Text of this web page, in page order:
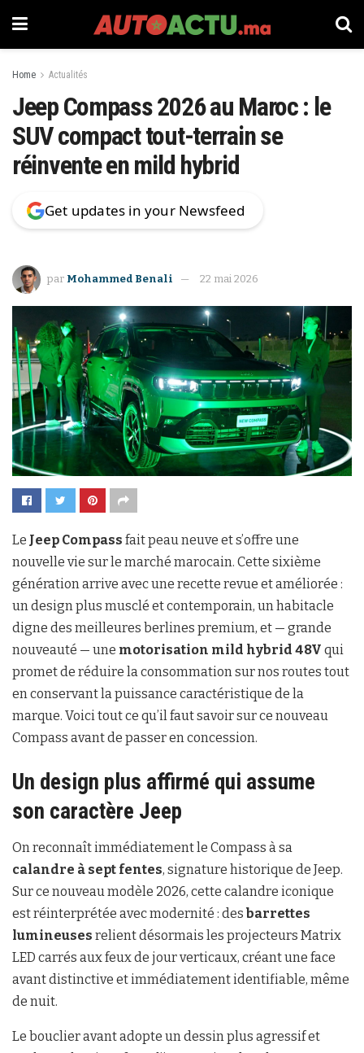
Home Actualités
Jeep Compass 2026 au Maroc : le
SUV compact tout-terrain se
réinvente en mild hybrid
Get updates in your Newsfeed
par Mohammed Benali 22 mai 2026
Le Jeep Compass fait peau neuve et s’offre une
nouvelle vie sur le marché marocain. Cette sixième
génération arrive avec une recette revue et améliorée :
un design plus musclé et contemporain, un habitacle
digne des meilleures berlines premium, et — grande
nouveauté — une motorisation mild hybrid 48V qui
promet de réduire la consommation sur nos routes tout
en conservant la puissance caractéristique de la
marque. Voici tout ce qu’il faut savoir sur ce nouveau
Compass avant de passer en concession.
Un design plus affirmé qui assume
son caractère Jeep
On reconnaît immédiatement le Compass à sa
calandre à sept fentes, signature historique de Jeep.
Sur ce nouveau modèle 2026, cette calandre iconique
est réinterprétée avec modernité : des barrettes
lumineuses relient désormais les projecteurs Matrix
LED carrés aux feux de jour verticaux, créant une face
avant distinctive et immédiatement identifiable, même
de nuit.
Le bouclier avant adopte un dessin plus agressif et